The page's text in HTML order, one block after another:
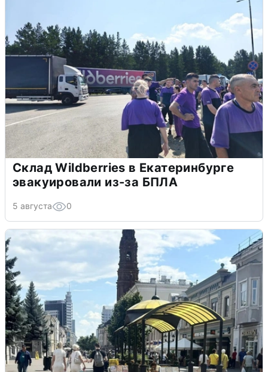
Склад Wildberries в Екатеринбурге
эвакуировали из-за БПЛА
5 августа 0